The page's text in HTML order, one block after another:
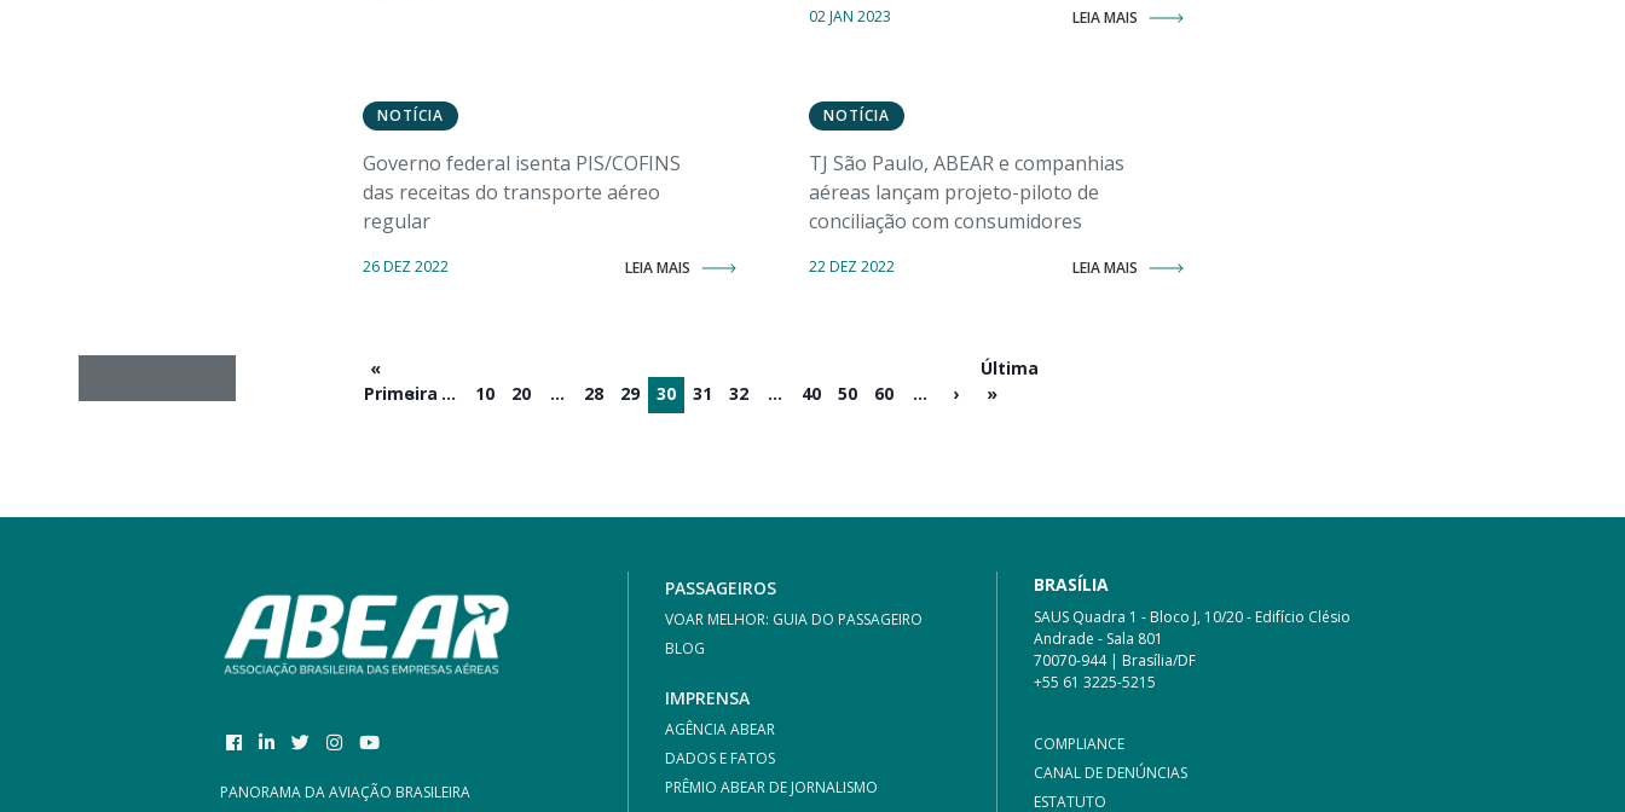
02 JAN 2023 LEIA MAIS
NOTÍCIA
Governo federal isenta PIS/COFINS
das receitas do transporte aéreo
regular
26 DEZ 2022 LEIA MAIS
NOTÍCIA
TJ São Paulo, ABEAR e companhias
aéreas lançam projeto-piloto de
conciliação com consumidores
22 DEZ 2022 LEIA MAIS
«
Primeira
‹ ... 10 20 ... 28 29 30 31 32 ... 40 50 60 ... ›
Última
»
PANORAMA DA AVIAÇÃO BRASILEIRA
PASSAGEIROS
VOAR MELHOR: GUIA DO PASSAGEIRO
BLOG
IMPRENSA
AGÊNCIA ABEAR
DADOS E FATOS
PRÊMIO ABEAR DE JORNALISMO
BRASÍLIA
SAUS Quadra 1 - Bloco J, 10/20 - Edifício Clésio
Andrade - Sala 801
70070-944 | Brasília/DF
+55 61 3225-5215
COMPLIANCE
CANAL DE DENÚNCIAS
ESTATUTO